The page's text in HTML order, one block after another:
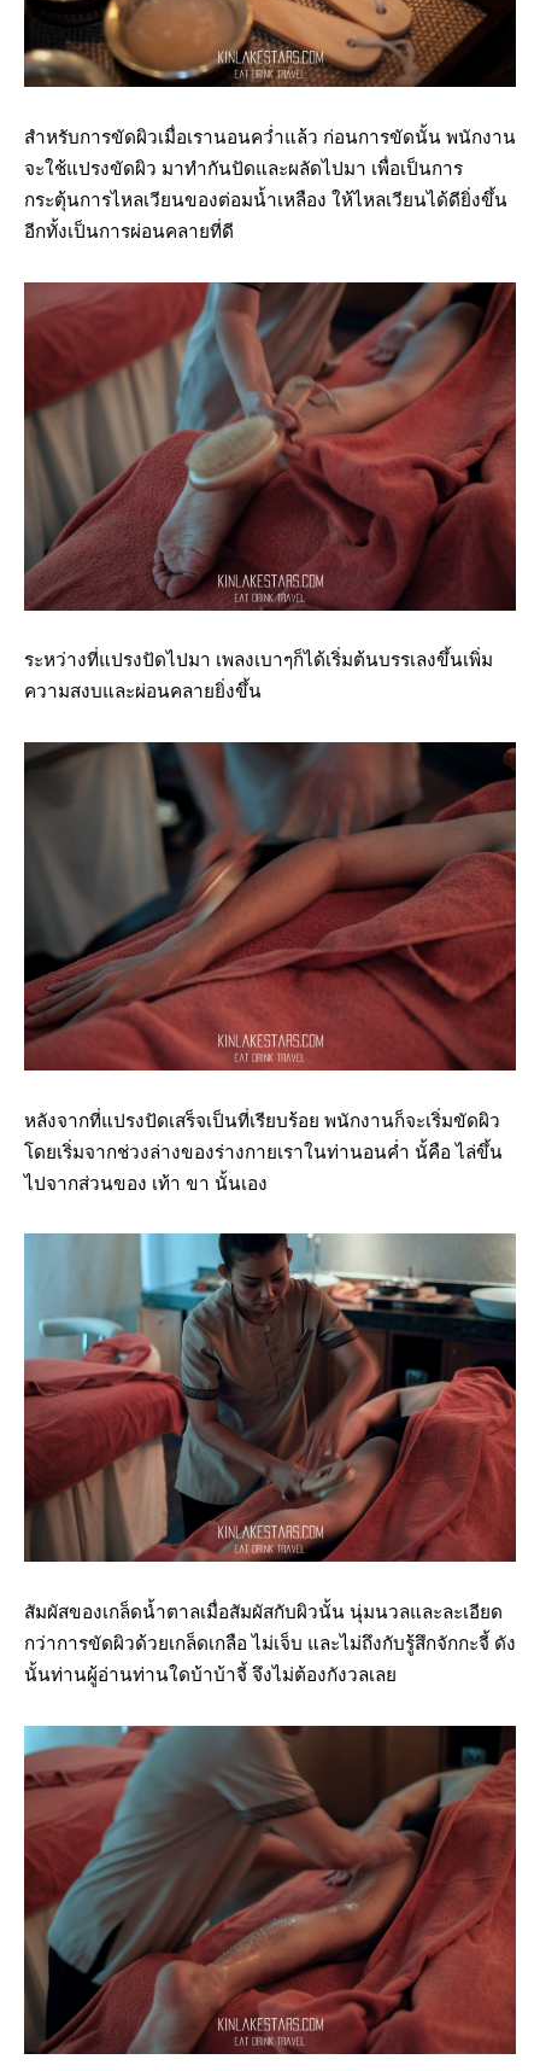
สำหรับการขัดผิวเมื่อเรานอนคว่ำแล้ว ก่อนการขัดนั้น พนักงาน
จะใช้แปรงขัดผิว มาทำกันปัดและผลัดไปมา เพื่อเป็นการ
กระตุ้นการไหลเวียนของต่อมน้ำเหลือง ให้ไหลเวียนได้ดียิ่งขึ้น
อีกทั้งเป็นการผ่อนคลายที่ดี
ระหว่างที่แปรงปัดไปมา เพลงเบาๆก็ได้เริ่มต้นบรรเลงขึ้นเพิ่ม
ความสงบและผ่อนคลายยิ่งขึ้น
หลังจากที่แปรงปัดเสร็จเป็นที่เรียบร้อย พนักงานก็จะเริ่มขัดผิว
โดยเริ่มจากช่วงล่างของร่างกายเราในท่านอนค่ำ นั้คือ ไล่ขึ้น
ไปจากส่วนของ เท้า ขา นั้นเอง
สัมผัสของเกล็ดน้ำตาลเมื่อสัมผัสกับผิวนั้น นุ่มนวลและละเอียด
กว่าการขัดผิวด้วยเกล็ดเกลือ ไม่เจ็บ และไม่ถึงกับรู้สึกจักกะจี้ ดัง
นั้นท่านผู้อ่านท่านใดบ้าบ้าจี้ จึงไม่ต้องกังวลเลย